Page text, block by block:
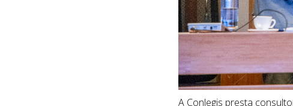
A Conlegis presta